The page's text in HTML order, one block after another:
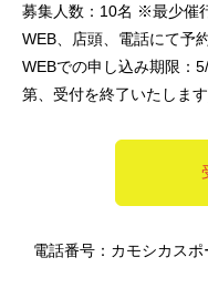
募集人数：10名 ※最少催
WEB、店頭、電話にて予
WEBでの申し込み期限：
第、受付を終了いたしま
電話番号：カモシカス